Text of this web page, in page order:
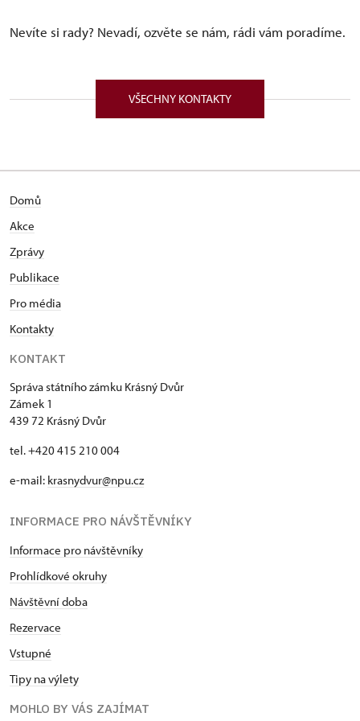
Nevíte si rady? Nevadí, ozvěte se nám, rádi vám poradíme.
VŠECHNY KONTAKTY
Domů
Akce
Zprávy
Publikace
Pro média
Kontakty
KONTAKT
Správa státního zámku Krásný Dvůr
Zámek 1
439 72 Krásný Dvůr
tel. +420 415 210 004
e-mail: krasnydvur@npu.cz
INFORMACE PRO NÁVŠTĚVNÍKY
Informace pro návštěvníky
Prohlídkové okruhy
Návštěvní doba
Rezervace
Vstupné
Tipy na výlety
MOHLO BY VÁS ZAJÍMAT